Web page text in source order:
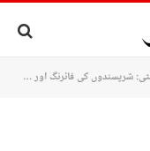
غنڈہ گردی سے کئی سکیورٹی اہلکار شدید زخمی